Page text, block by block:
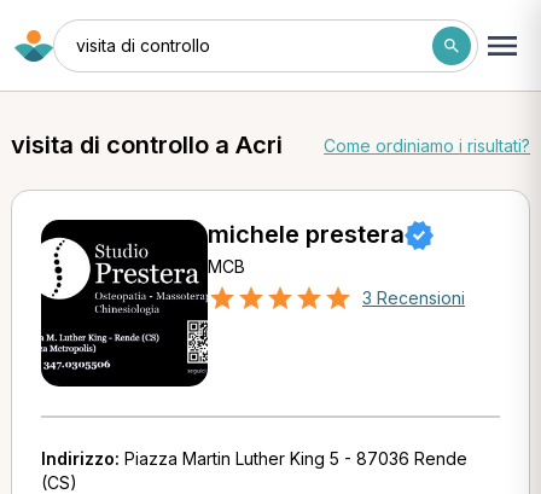
visita di controllo
visita di controllo a Acri Come ordiniamo i risultati?
michele prestera
MCB
3 Recensioni
Indirizzo: Piazza Martin Luther King 5 - 87036 Rende
(CS)